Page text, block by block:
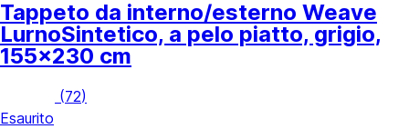
Tappeto da interno/esterno Weave
LurnoSintetico, a pelo piatto, grigio,
155x230 cm
(72)
Esaurito